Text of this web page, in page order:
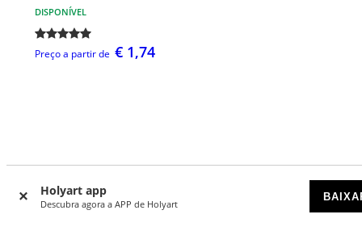
Holyart app
Descubra agora a APP de Holyart
DISPONÍVEL
Preço a partir de € 1,74